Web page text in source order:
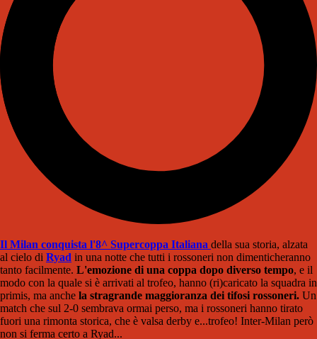
Il Milan conquista l'8^ Supercoppa Italiana della sua storia, alzata
al cielo di Ryad in una notte che tutti i rossoneri non dimenticheranno
tanto facilmente. L'emozione di una coppa dopo diverso tempo, e il
modo con la quale si è arrivati al trofeo, hanno (ri)caricato la squadra in
primis, ma anche la stragrande maggioranza dei tifosi rossoneri. Un
match che sul 2-0 sembrava ormai perso, ma i rossoneri hanno tirato
fuori una rimonta storica, che è valsa derby e...trofeo! Inter-Milan però
non si ferma certo a Ryad...